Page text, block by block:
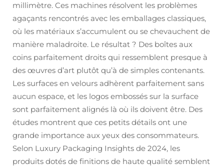
millimètre. Ces machines résolvent les problèmes
agaçants rencontrés avec les emballages classiques,
où les matériaux s’accumulent ou se chevauchent de
manière maladroite. Le résultat ? Des boîtes aux
coins parfaitement droits qui ressemblent presque à
des œuvres d’art plutôt qu’à de simples contenants.
Les surfaces en velours adhèrent parfaitement sans
aucun espace, et les logos embossés sur la surface
sont parfaitement alignés là où ils doivent être. Des
études montrent que ces petits détails ont une
grande importance aux yeux des consommateurs.
Selon Luxury Packaging Insights de 2024, les
produits dotés de finitions de haute qualité semblent